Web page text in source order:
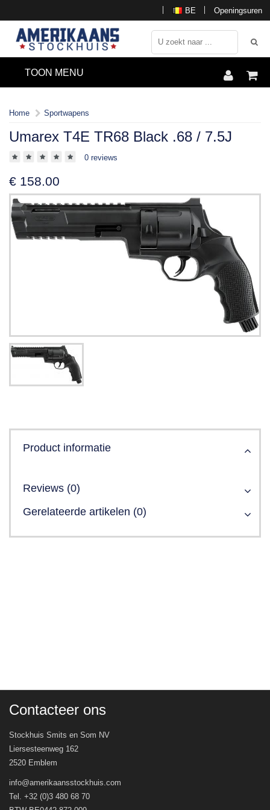
Openingsuren
BE
TOON MENU
Home Sportwapens
Umarex T4E TR68 Black .68 / 7.5J
0 reviews
€ 158.00
Product informatie
Reviews (0)
Gerelateerde artikelen (0)
Contacteer ons
Stockhuis Smits en Som NV
Liersesteenweg 162
2520 Emblem
info@amerikaansstockhuis.com
Tel. +32 (0)3 480 68 70